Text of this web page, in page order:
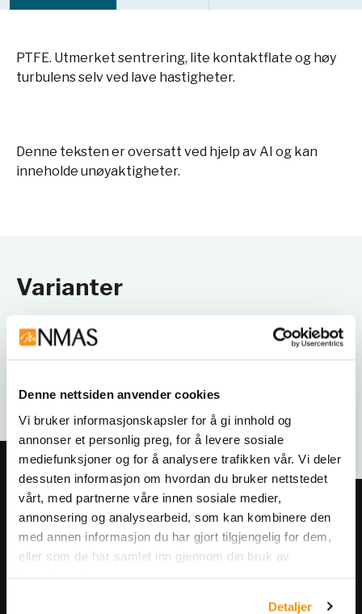
Denne nettsiden anvender cookies
Vi bruker informasjonskapsler for å gi innhold og
annonser et personlig preg, for å levere sosiale
mediefunksjoner og for å analysere trafikken vår. Vi deler
dessuten informasjon om hvordan du bruker nettstedet
vårt, med partnerne våre innen sosiale medier,
annonsering og analysearbeid, som kan kombinere den
med annen informasjon du har gjort tilgjengelig for dem,
eller som de har samlet inn gjennom din bruk av
Detaljer
PTFE. Utmerket sentrering, lite kontaktflate og høy
turbulens selv ved lave hastigheter.
Denne teksten er oversatt ved hjelp av AI og kan
inneholde unøyaktigheter.
Varianter
Meld deg på vårt nyhetsbrev!
Få informasjon om produkter,
arrangementer og kampanjer.